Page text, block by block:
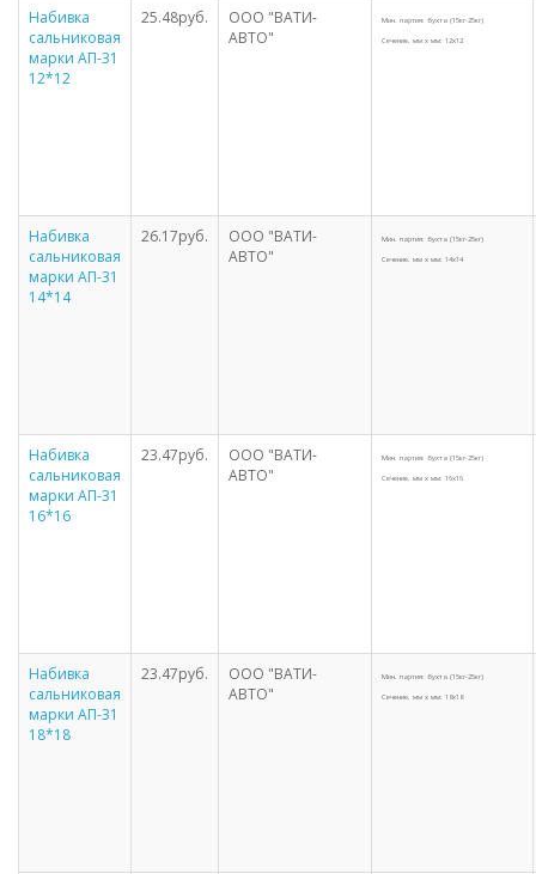
Набивка
сальниковая
марки АП-31
12*12
25.48руб.
ООО "ВАТИ-
АВТО"
Мин. партия: бухта (15кг-25кг)
Сечение, мм х мм: 12х12
Набивка
сальниковая
марки АП-31
14*14
26.17руб.
ООО "ВАТИ-
АВТО"
Мин. партия: бухта (15кг-25кг)
Сечение, мм х мм: 14х14
Набивка
сальниковая
марки АП-31
16*16
23.47руб.
ООО "ВАТИ-
АВТО"
Мин. партия: бухта (15кг-25кг)
Сечение, мм х мм: 16х16
Набивка
сальниковая
марки АП-31
18*18
23.47руб.
ООО "ВАТИ-
АВТО"
Мин. партия: бухта (15кг-25кг)
Сечение, мм х мм: 18х18